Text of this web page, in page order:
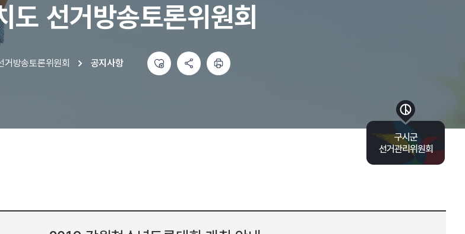
도 선거방송토론위원회
거방송토론위원회 공지사항
구시군
선거관리위원회
바로가기 목록 열기